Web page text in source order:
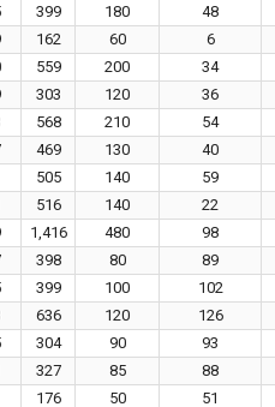
399 180 48
162 60 6
559 200 34
303 120 36
568 210 54
469 130 40
505 140 59
516 140 22
1,416 480 98
398 80 89
399 100 102
636 120 126
304 90 93
327 85 88
176 50 51